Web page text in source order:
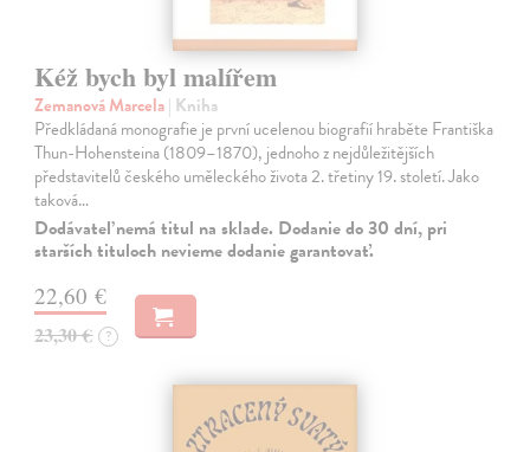
Kéž bych byl malířem
Zemanová Marcela| Kniha
Předkládaná monografie je první ucelenou biografií hraběte Františka
Thun-Hohensteina (1809–1870), jednoho z nejdůležitějších
představitelů českého uměleckého života 2. třetiny 19. století. Jako
taková…
Dodávateľ nemá titul na sklade. Dodanie do 30 dní, pri
starších tituloch nevieme dodanie garantovať.
22,60 €
23,30 € ?